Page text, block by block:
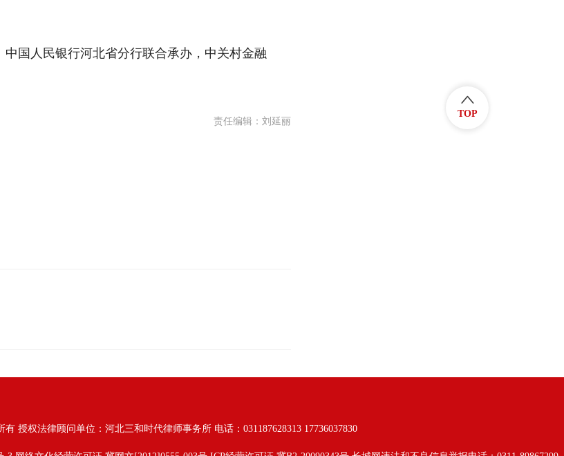
国人民银行河北省分行联合承办，中关村金融
责任编辑：刘延丽
有 授权法律顾问单位：河北三和时代律师事务所 电话：031187628313 17736037830
TOP